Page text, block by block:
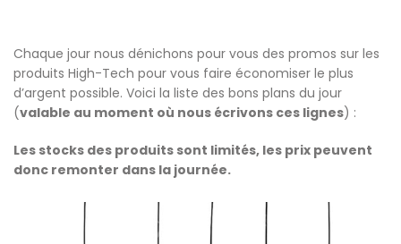
Chaque jour nous dénichons pour vous des promos sur les
produits High-Tech pour vous faire économiser le plus
d’argent possible. Voici la liste des bons plans du jour
(valable au moment où nous écrivons ces lignes) :
Les stocks des produits sont limités, les prix peuvent
donc remonter dans la journée.